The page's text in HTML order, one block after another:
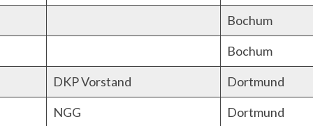
Bochum
Bochum
DKP Vorstand
Dortmund
NGG
Dortmund